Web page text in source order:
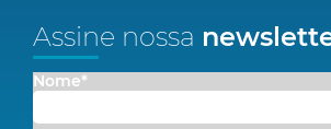
Assine nossa
Nome*